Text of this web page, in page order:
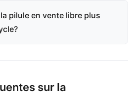
pilule en vente libre plus
sur la